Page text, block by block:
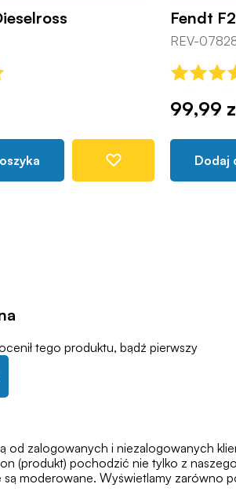
Fendt
REV-
99,99
Dodaj
tego produktu, bądź pierwszy
od zalogowanych i niezalogowanych
(produkt) pochodzić nie tylko z
są moderowane. Wyświetlamy zarówno